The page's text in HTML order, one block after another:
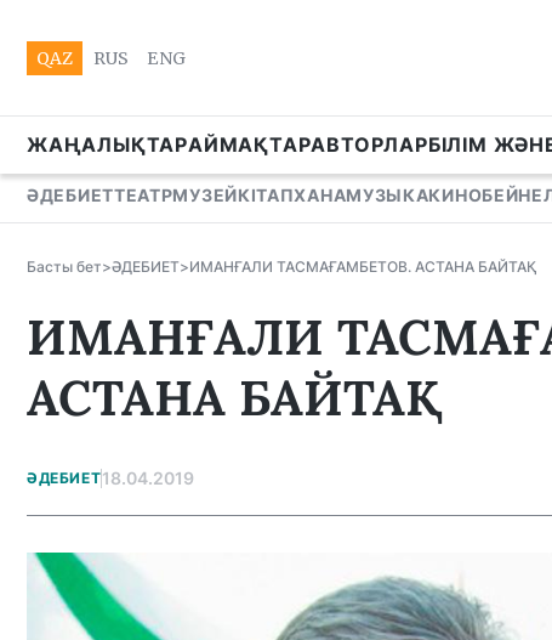
QAZ RUS ENG
ЖАҢАЛЫҚТАРАЙМАҚТАРАВТОРЛАРБІЛІМ
ӘДЕБИЕТТЕАТРМУЗЕЙКІТАПХАНАМУЗЫКАКИНО
Басты бет>ӘДЕБИЕТ>ИМАНҒАЛИ ТАСМАҒАМБЕТОВ. АСТАНА БАЙТАҚ
ИМАНҒАЛИ
АСТАНА БАЙТАҚ
ӘДЕБИЕТ18.04.2019